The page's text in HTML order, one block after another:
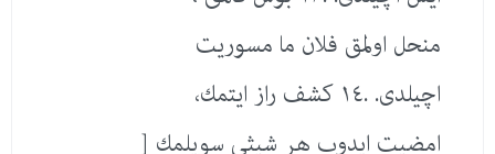
منحل اولمق فلان ما مسوریت
اچیلدی. .١٤ كشف راز ایتمك،
امضیت ایدوب هر شیثی سویلمك [